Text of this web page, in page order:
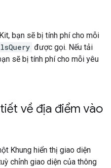
bạn sẽ bị tính phí cho mỗi
được gọi. Nếu tải
sẽ bị tính phí cho mỗi yêu
về địa điểm vào
Khung hiển thị giao diện
chỉnh giao diện của thông